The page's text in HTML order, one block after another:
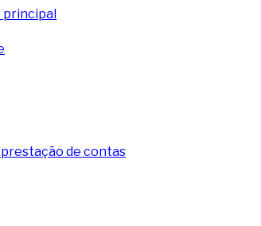
principal
de contas